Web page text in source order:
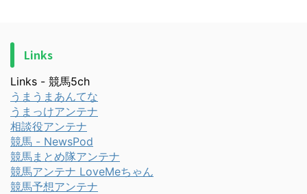
Links
Links - 競馬5ch
うまうまあんてな
うまっけアンテナ
相談役アンテナ
競馬 - NewsPod
競馬まとめ隊アンテナ
競馬アンテナ LoveMeちゃん
競馬予想アンテナ